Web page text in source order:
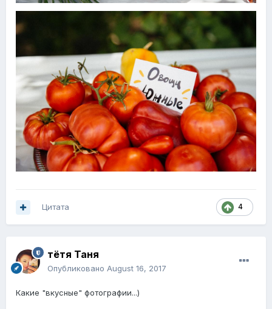
4
Цитата
тётя Таня
Опубликовано August 16, 2017
Какие "вкусные" фотографии...)